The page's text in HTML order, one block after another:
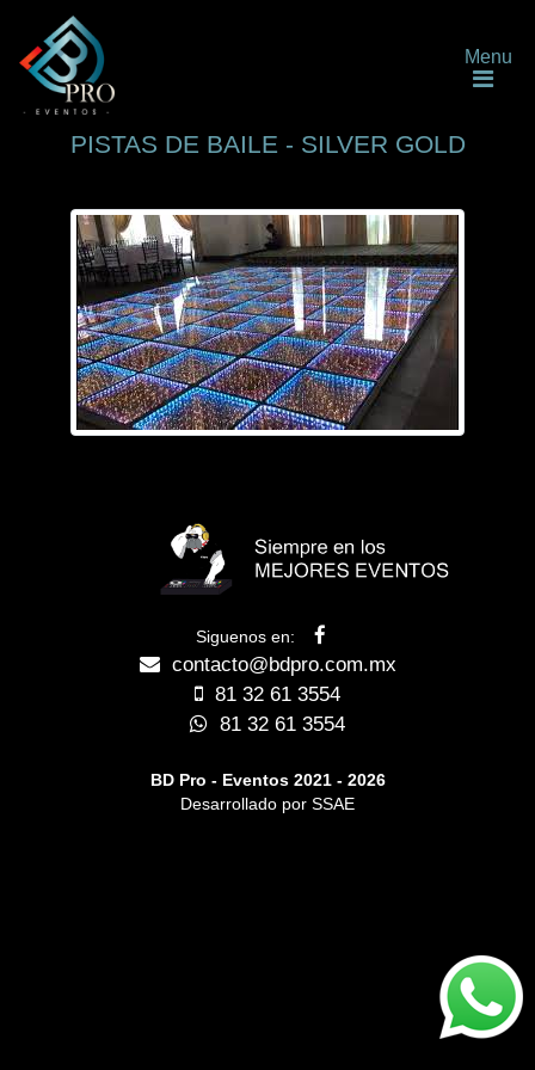
Menu
PISTAS DE BAILE - SILVER GOLD
Siguenos en:
contacto@bdpro.com.mx
81 32 61 3554
81 32 61 3554
BD Pro - Eventos 2021 - 2026
Desarrollado por SSAE